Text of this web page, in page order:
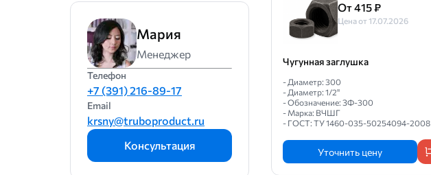
Мария
Менеджер
Телефон
+7 (391) 216-89-17
Email
krsny@truboproduct.ru
Консультация
От 415 ₽
Цена от 17.07.2026
Чугунная заглушка
- Диаметр: 300
- Диаметр: 1/2"
- Обозначение: ЗФ-300
- Марка: ВЧШГ
- ГОСТ: ТУ 1460-035-50254094-2008
Уточнить цену